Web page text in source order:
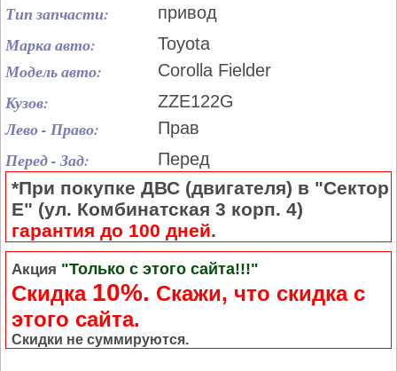
Тип запчасти: привод
Марка авто: Toyota
Модель авто: Corolla Fielder
Кузов: ZZE122G
Лево - Право: Прав
Перед - Зад: Перед
*При покупке ДВС (двигателя) в "Сектор
Е" (ул. Комбинатская 3 корп. 4)
гарантия до 100 дней.
Акция "Только с этого сайта!!!"
Скидка 10%. Cкажи, что скидка с
этого сайта.
Скидки не суммируются.